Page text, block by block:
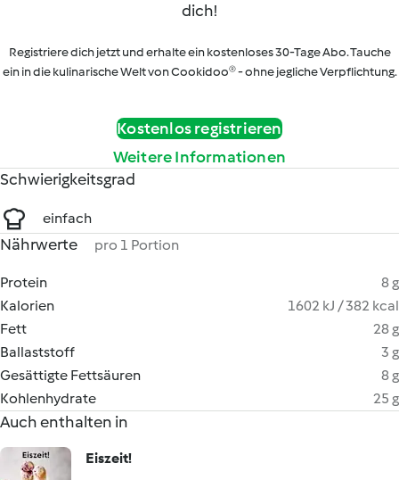
dich!
Registriere dich jetzt und erhalte ein kostenloses 30-Tage Abo. Tauche
ein in die kulinarische Welt von Cookidoo® - ohne jegliche Verpflichtung.
Kostenlos registrieren
Weitere Informationen
Schwierigkeitsgrad
einfach
Nährwerte pro 1 Portion
Protein
8 g
Kalorien
1602 kJ / 382 kcal
Fett
28 g
Ballaststoff
3 g
Gesättigte Fettsäuren
8 g
Kohlenhydrate
25 g
Auch enthalten in
Eiszeit!